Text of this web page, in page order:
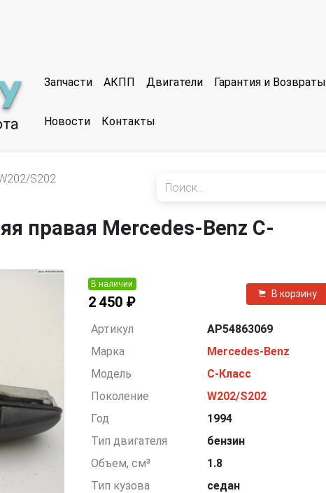
Запчасти АКПП Двигатели Гарантия и Возвраты
Новости Контакты
S202
правая Mercedes-Benz C-
В наличии
2 450 ₽
В корзину
Артикул
AP54863069
Марка
Mercedes-Benz
Модель
C-Класс
Поколение
W202/S202
Год
1994
Тип двигателя
бензин
Объем, см³
1.8
Тип кузова
седан